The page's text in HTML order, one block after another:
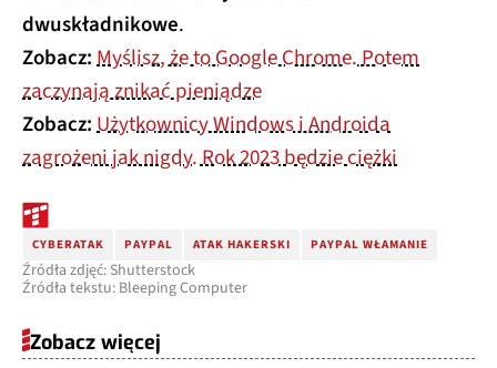
dwuskładnikowe
Zobacz: Myślisz, że to Google Chrome. Potem
zaczynają znikać pieniądze
Zobacz: Użytkownicy Windows i Androida
zagrożeni jak nigdy. Rok 2023 będzie ciężki
CYBERATAK PAYPAL ATAK HAKERSKI PAYPAL WŁAMANIE
Źródła zdjęć: Shutterstock
Źródła tekstu: Bleeping Computer
Zobacz więcej